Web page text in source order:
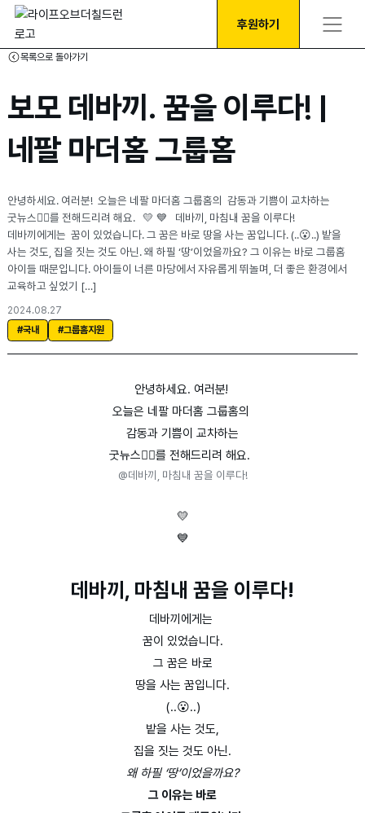
후원하기
목록으로 돌아가기
보모 데바끼. 꿈을 이루다! |
네팔 마더홈 그룹홈
안녕하세요. 여러분! 오늘은 네팔 마더홈 그룹홈의 감동과 기쁨이 교차하는
굿뉴스👍🏻를 전해드리려 해요. 💛 💙 데바끼, 마침내 꿈을 이루다!
데바끼에게는 꿈이 있었습니다. 그 꿈은 바로 땅을 사는 꿈입니다. (..😮..) 밭을
사는 것도, 집을 짓는 것도 아닌. 왜 하필 ‘땅’이었을까요? 그 이유는 바로 그룹홈
아이들 때문입니다. 아이들이 너른 마당에서 자유롭게 뛰놀며, 더 좋은 환경에서
교육하고 싶었기 […]
2024.08.27
#국내
#그룹홈지원
안녕하세요. 여러분!
오늘은 네팔 마더홈 그룹홈의
감동과 기쁨이 교차하는
굿뉴스👍🏻를 전해드리려 해요.
@데바끼, 마침내 꿈을 이루다!
💛
💙
데바끼, 마침내 꿈을 이루다!
데바끼에게는
꿈이 있었습니다.
그 꿈은 바로
땅을 사는 꿈입니다.
(..😮..)
밭을 사는 것도,
집을 짓는 것도 아닌.
왜 하필 ‘땅’이었을까요?
그 이유는 바로